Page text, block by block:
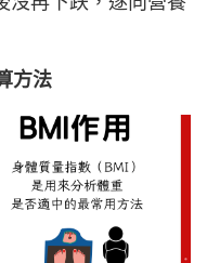
方法